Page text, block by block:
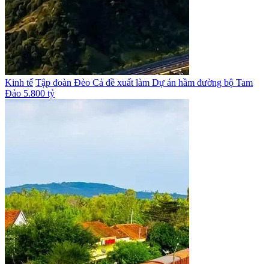
Kinh tế Tập đoàn Đèo Cả đề xuất làm Dự án hầm đường bộ Tam
Đảo 5.800 tỷ